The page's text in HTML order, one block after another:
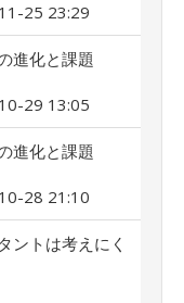
25 23:29
進化と課題
29 13:05
進化と課題
28 21:10
ントは考えにく